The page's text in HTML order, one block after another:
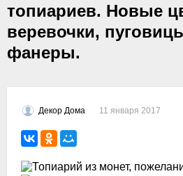
топиариев. Новые
веревочки,
фанеры.
Декор Дома 11 января 2017